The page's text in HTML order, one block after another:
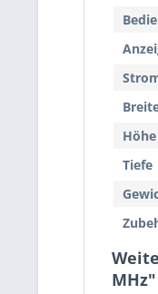
Höhe
Tiefe
MHz"